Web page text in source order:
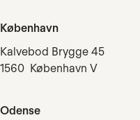
København
Kalvebod Brygge 45
1560 København V
Odense